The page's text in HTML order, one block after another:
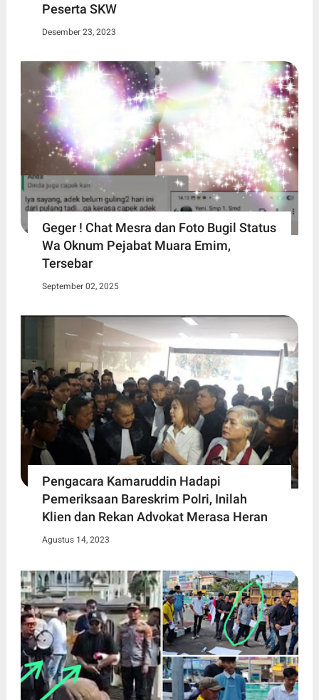
Peserta SKW
Desember 23, 2023
Geger ! Chat Mesra dan Foto Bugil Status
Wa Oknum Pejabat Muara Emim,
Tersebar
September 02, 2025
Pengacara Kamaruddin Hadapi
Pemeriksaan Bareskrim Polri, Inilah
Klien dan Rekan Advokat Merasa Heran
Agustus 14, 2023